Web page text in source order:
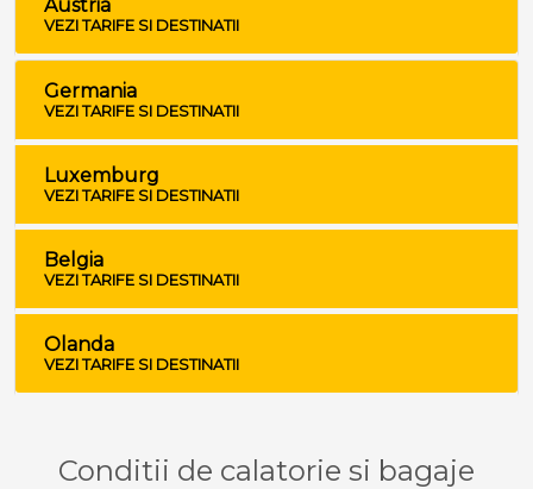
Austria
VEZI TARIFE SI DESTINATII
Germania
VEZI TARIFE SI DESTINATII
Luxemburg
VEZI TARIFE SI DESTINATII
Belgia
VEZI TARIFE SI DESTINATII
Olanda
VEZI TARIFE SI DESTINATII
Conditii de calatorie si bagaje